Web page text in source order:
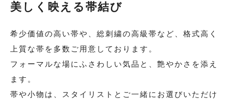
美しく映える帯結び
希少価値の高い帯や、総刺繍の高級帯など、格式高く
上質な帯を多数ご用意しております。
フォーマルな場にふさわしい気品と、艶やかさを添え
ます。
帯や小物は、スタイリストとご一緒にお選びいただけ